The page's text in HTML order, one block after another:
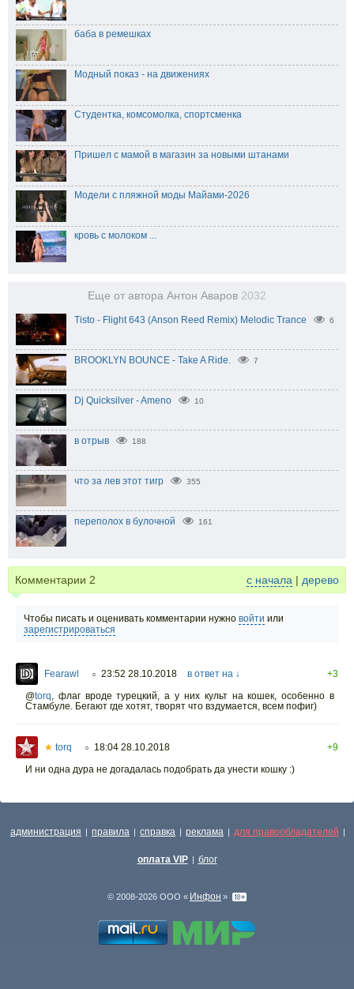
баба в ремешках
Модный показ - на движениях
Студентка, комсомолка, спортсменка
Пришел с мамой в магазин за новыми штанами
Модели с пляжной моды Майами-2026
кровь с молоком ...
Еще от автора Антон Аваров 2032
Tisto - Flight 643 (Anson Reed Remix) Melodic Trance 6
BROOKLYN BOUNCE - Take A Ride. 7
Dj Quicksilver - Ameno 10
в отрыв 188
что за лев этот тигр 355
переполох в булочной 161
Комментарии 2 с начала | дерево
Чтобы писать и оценивать комментарии нужно войти или
зарегистрироваться
Fearawl ○ 23:52 28.10.2018 в ответ на ↓
+3
@torq
флаг вроде турецкий, а у них культ на кошек, особенно в
Стамбуле. Бегают где хотят, творят что вздумается, всем пофиг)
★ torq ○ 18:04 28.10.2018
+9
И ни одна дура не догадалась подобрать да унести кошку :)
администрация | правила | справка | реклама | для правообладателей |
оплата VIP | блог
© 2008-2026 ООО « Инфон »